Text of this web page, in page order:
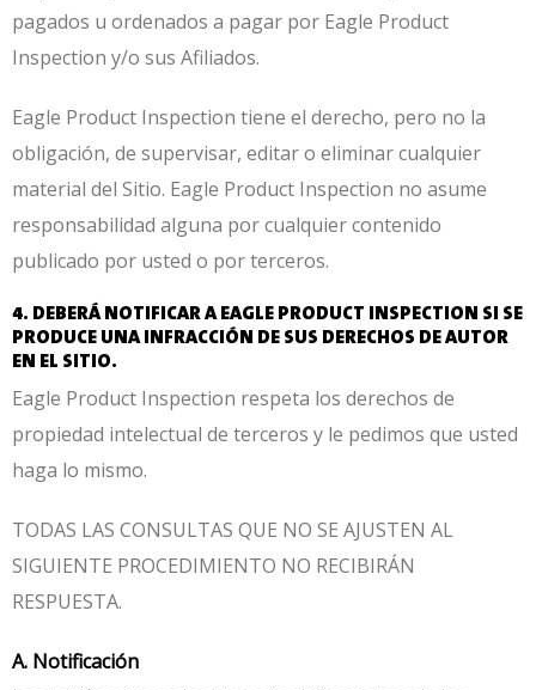
pagados u ordenados a pagar por Eagle Product
Inspection y/o sus Afiliados.
Eagle Product Inspection tiene el derecho, pero no la
obligación, de supervisar, editar o eliminar cualquier
material del Sitio. Eagle Product Inspection no asume
responsabilidad alguna por cualquier contenido
publicado por usted o por terceros.
4. DEBERÁ NOTIFICAR A EAGLE PRODUCT INSPECTION SI SE
PRODUCE UNA INFRACCIÓN DE SUS DERECHOS DE AUTOR
EN EL SITIO.
Eagle Product Inspection respeta los derechos de
propiedad intelectual de terceros y le pedimos que usted
haga lo mismo.
TODAS LAS CONSULTAS QUE NO SE AJUSTEN AL
SIGUIENTE PROCEDIMIENTO NO RECIBIRÁN
RESPUESTA.
A. Notificación